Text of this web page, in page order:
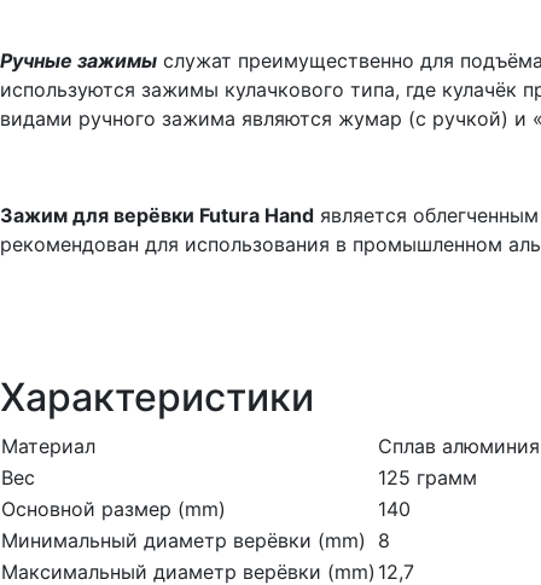
Ручные зажимы служат преимущественно для
используются зажимы кулачкового типа, где
видами ручного зажима являются жумар (с ручкой) и
Зажим для верёвки Futura Hand является
рекомендован для использования в промышленном
Характеристики
Материал
Сплав алюминия
Вес
125 грамм
Основной размер (mm)
140
Минимальный диаметр верёвки (mm)
8
Максимальный диаметр верёвки (mm) 12,7